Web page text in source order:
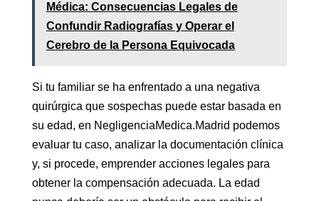
Médica: Consecuencias Legales de
Confundir Radiografías y Operar el
Cerebro de la Persona Equivocada
Si tu familiar se ha enfrentado a una negativa
quirúrgica que sospechas puede estar basada en
su edad, en NegligenciaMedica.Madrid podemos
evaluar tu caso, analizar la documentación clínica
y, si procede, emprender acciones legales para
obtener la compensación adecuada. La edad